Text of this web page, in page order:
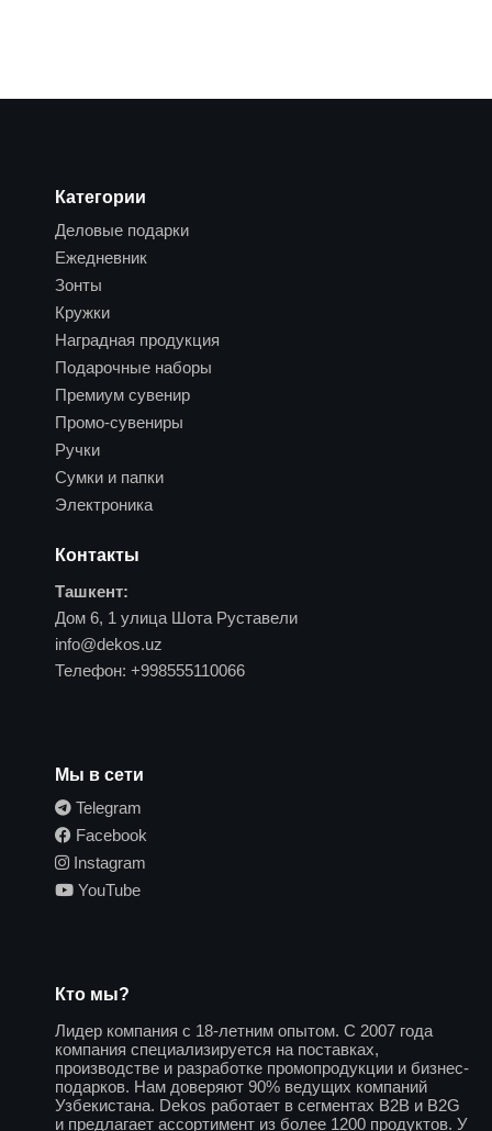
Категории
Деловые подарки
Ежедневник
Зонты
Кружки
Наградная продукция
Подарочные наборы
Премиум сувенир
Промо-сувениры
Ручки
Сумки и папки
Электроника
Контакты
Ташкент:
Дом 6, 1 улица Шота Руставели
info@dekos.uz
Телефон: +998555110066
Мы в сети
Telegram
Facebook
Instagram
YouTube
Кто мы?
Лидер компания с 18-летним опытом. С 2007 года
компания специализируется на поставках,
производстве и разработке промопродукции и бизнес-
подарков. Нам доверяют 90% ведущих компаний
Узбекистана. Dekos работает в сегментах B2B и B2G
и предлагает ассортимент из более 1200 продуктов. У